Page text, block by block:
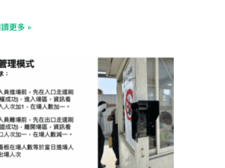
網路型錄影監視系統
場管理系統＋汽車車牌辨識＋機車車牌辨識＋車道
字幕機
更多 »